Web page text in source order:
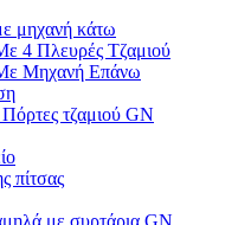
μηχανή κάτω
4 Πλευρές Τζαμιού
Μηχανή Επάνω
τζαμιού GN
πίτσας
με συρτάρια GN